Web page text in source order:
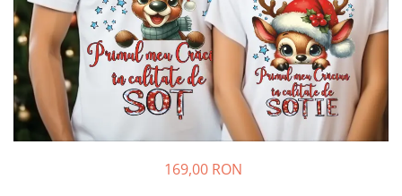
Body bebelusi personalizate
Perne personalizate
Plusuri personalizate
Agende personalizate
Etichete pentru sticla de vin
Cadouri Personalizate Unice
Cadouri pentru Doctori
Cadouri Pensionare
Cadouri Profesori
169,00 RON